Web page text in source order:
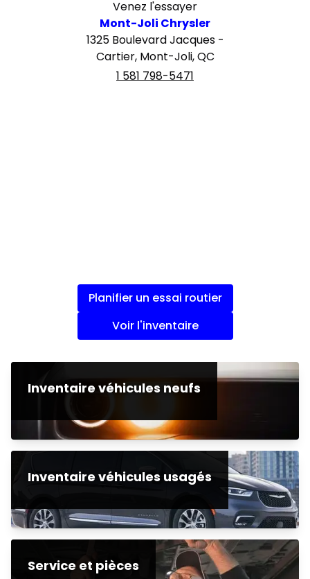
Venez l'essayer
Mont-Joli Chrysler
1325 Boulevard Jacques -
Cartier, Mont-Joli, QC
1 581 798-5471
Planifier un essai routier
Voir l'inventaire
Inventaire véhicules neufs
Inventaire véhicules usagés
Service et pièces